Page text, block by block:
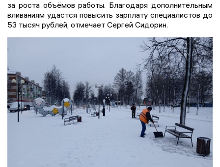
за роста объёмов работы. Благодаря дополнительным
вливаниям удастся повысить зарплату специалистов до
53 тысяч рублей, отмечает Сергей Сидорин.